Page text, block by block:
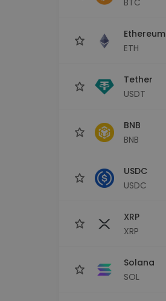
Ethereum
ETH
Tether
USDT
BNB
BNB
USDC
USDC
XRP
XRP
Solana
SOL